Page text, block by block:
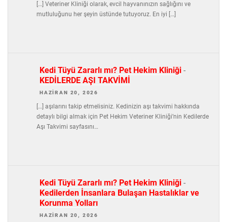
[…] Veteriner Kliniği olarak, evcil hayvanınızın sağlığını ve
mutluluğunu her şeyin üstünde tutuyoruz. En iyi […]
Kedi Tüyü Zararlı mı? Pet Hekim Kliniği -
KEDİLERDE AŞI TAKVİMİ
HAZIRAN 20, 2026
[…] aşılarını takip etmelisiniz. Kedinizin aşı takvimi hakkında
detaylı bilgi almak için Pet Hekim Veteriner Kliniği’nin Kedilerde
Aşı Takvimi sayfasını…
Kedi Tüyü Zararlı mı? Pet Hekim Kliniği -
Kedilerden İnsanlara Bulaşan Hastalıklar ve
Korunma Yolları
HAZIRAN 20, 2026